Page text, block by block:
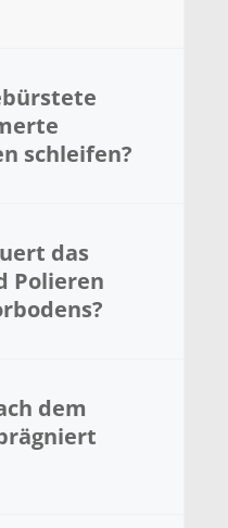
schleifen?
das
Polieren
dem